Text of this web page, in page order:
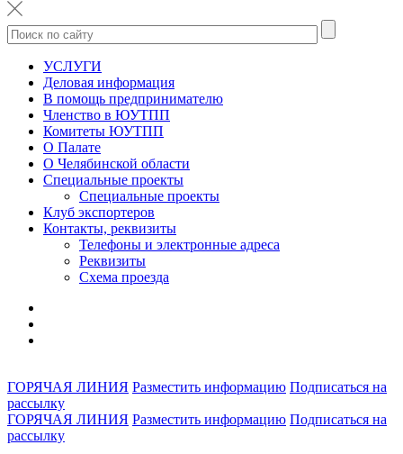
УСЛУГИ
Деловая информация
В помощь предпринимателю
Членство в ЮУТПП
Комитеты ЮУТПП
О Палате
О Челябинской области
Специальные проекты
Специальные проекты
Клуб экспортеров
Контакты, реквизиты
Телефоны и электронные адреса
Реквизиты
Схема проезда
ГОРЯЧАЯ ЛИНИЯ Разместить информацию Подписаться на
рассылку
ГОРЯЧАЯ ЛИНИЯ Разместить информацию Подписаться на
рассылку